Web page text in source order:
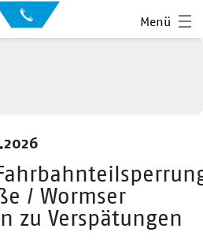
Menü
/ Wormser
zu Verspätungen